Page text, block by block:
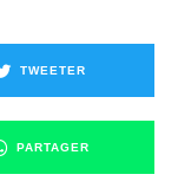
TWEETER
PARTAGER